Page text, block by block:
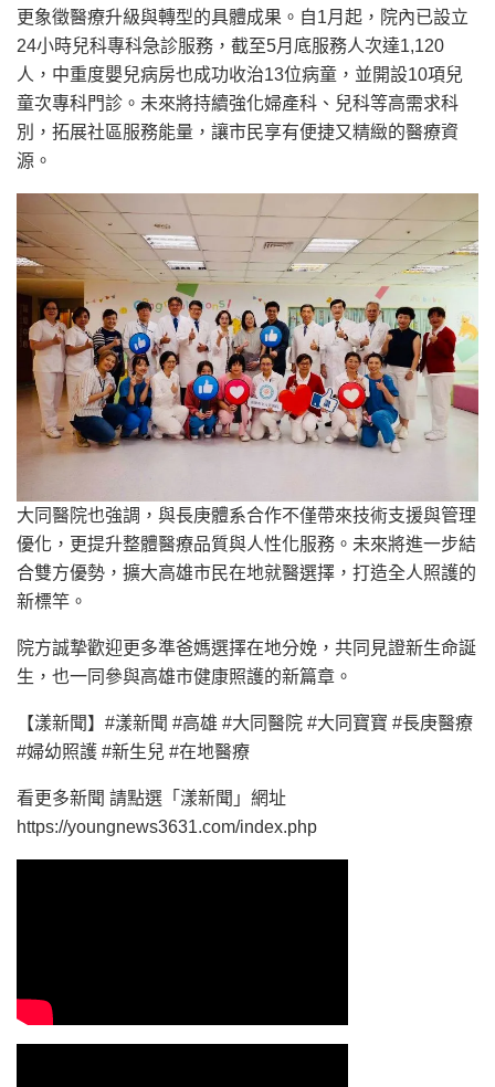
更象徵醫療升級與轉型的具體成果。自1月起，院內已設立
24小時兒科專科急診服務，截至5月底服務人次達1,120
人，中重度嬰兒病房也成功收治13位病童，並開設10項兒
童次專科門診。未來將持續強化婦產科、兒科等高需求科
別，拓展社區服務能量，讓市民享有便捷又精緻的醫療資
源。
大同醫院也強調，與長庚體系合作不僅帶來技術支援與管理
優化，更提升整體醫療品質與人性化服務。未來將進一步結
合雙方優勢，擴大高雄市民在地就醫選擇，打造全人照護的
新標竿。
院方誠摯歡迎更多準爸媽選擇在地分娩，共同見證新生命誕
生，也一同參與高雄市健康照護的新篇章。
【漾新聞】#漾新聞 #高雄 #大同醫院 #大同寶寶 #長庚醫療
#婦幼照護 #新生兒 #在地醫療
看更多新聞 請點選「漾新聞」網址
https://youngnews3631.com/index.php